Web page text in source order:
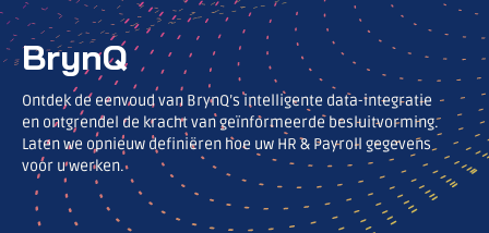
BrynQ
Ontdek de eenvoud van BrynQ’s intelligente data-integratie
en ontgrendel de kracht van geïnformeerde besluitvorming.
Laten we opnieuw definiëren hoe uw HR & Payroll gegevens
voor u werken.